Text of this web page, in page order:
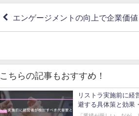
エンゲージメントの向上で企業価
こちらの記事もおすすめ！
リストラ実施前に経
避する具体策と効果